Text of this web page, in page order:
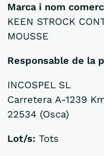
Marca i nom
KEEN STROCK
MOUSSE
Responsable de la
INCOSPEL SL
Carretera A-1239
22534 (Osca)
Lot/s: Tots